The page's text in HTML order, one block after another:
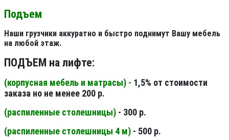
Подъем
Наши грузчики аккуратно и быстро поднимут Вашу мебель
на любой этаж.
ПОДЪЕМ на лифте:
(корпусная мебель и матрасы) - 1,5% от стоимости
заказа но не менее 200 р.
(распиленные столешницы) - 300 р.
(распиленные столешницы 4 м) - 500 р.